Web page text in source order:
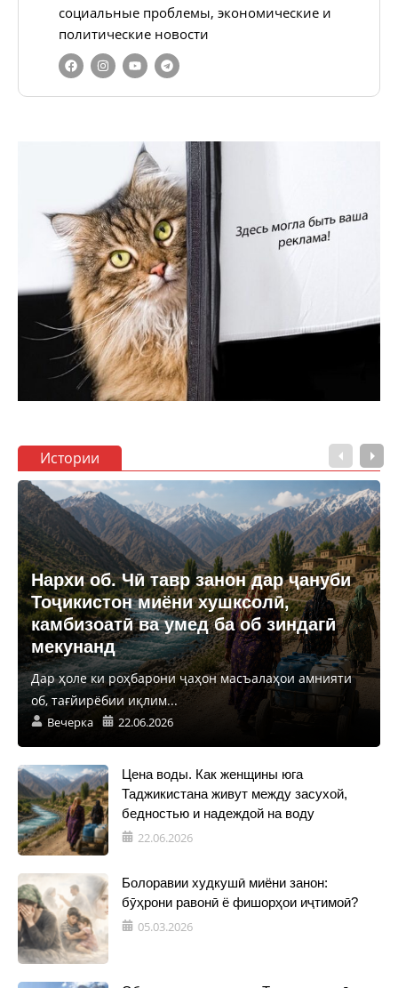
социальные проблемы, экономические и
политические новости
Истории
Нархи об. Чӣ тавр занон дар ҷануби
Тоҷикистон миёни хушксолӣ,
камбизоатӣ ва умед ба об зиндагӣ
мекунанд
Дар ҳоле ки роҳбарони ҷаҳон масъалаҳои амнияти
об, тағйирёбии иқлим...
Вечерка 22.06.2026
Цена воды. Как женщины юга
Таджикистана живут между засухой,
бедностью и надеждой на воду
22.06.2026
Болоравии худкушӣ миёни занон:
бӯҳрони равонӣ ё фишорҳои иҷтимоӣ?
05.03.2026